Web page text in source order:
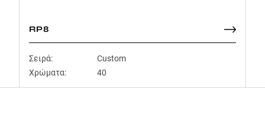
RP8
Σειρά:
Custom
Χρώματα:
40